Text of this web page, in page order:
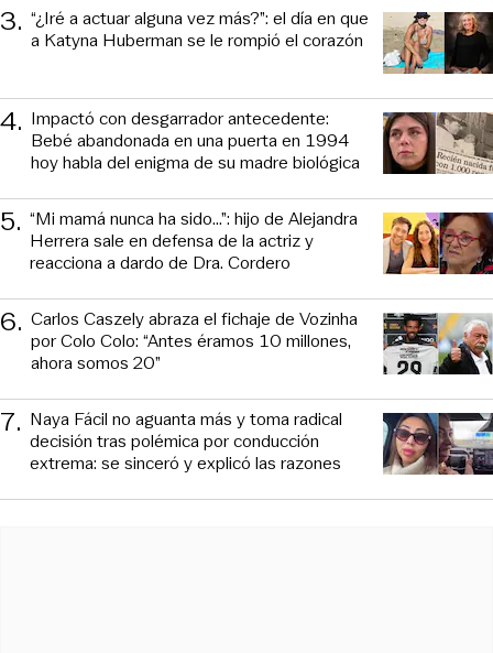
3. “¿Iré a actuar alguna vez más?”: el día en que
a Katyna Huberman se le rompió el corazón
4. Impactó con desgarrador antecedente:
Bebé abandonada en una puerta en 1994
hoy habla del enigma de su madre biológica
5. “Mi mamá nunca ha sido...”: hijo de Alejandra
Herrera sale en defensa de la actriz y
reacciona a dardo de Dra. Cordero
6. Carlos Caszely abraza el fichaje de Vozinha
por Colo Colo: “Antes éramos 10 millones,
ahora somos 20”
7. Naya Fácil no aguanta más y toma radical
decisión tras polémica por conducción
extrema: se sinceró y explicó las razones